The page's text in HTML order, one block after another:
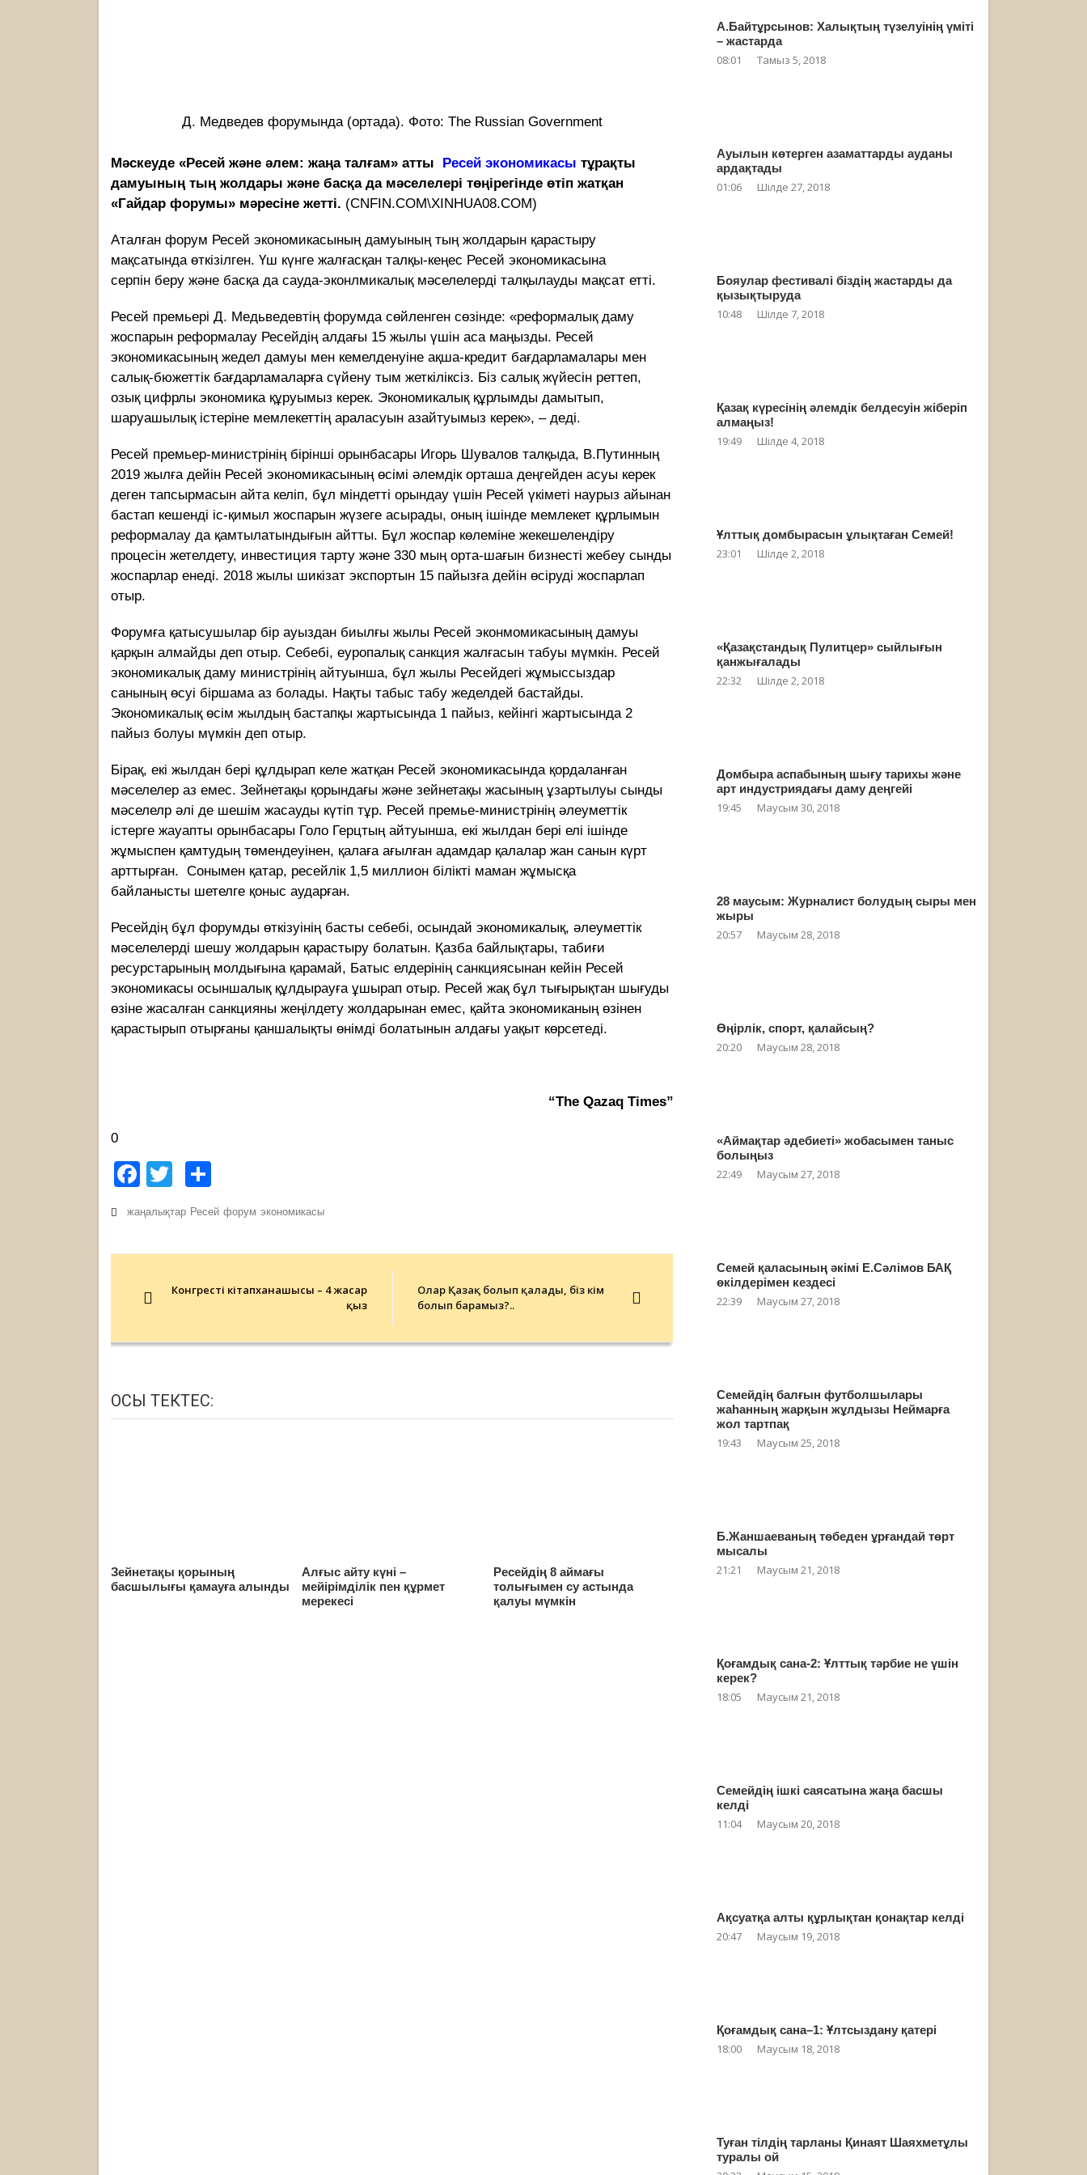
Д. Медведев форумында (ортада). Фото: The Russian Government
Мәскеуде «Ресей және әлем: жаңа талғам» атты Ресей экономикасы тұрақты
дамуының тың жолдары және басқа да мәселелері төңірегінде өтіп жатқан
«Гайдар форумы» мәресіне жетті. (CNFIN.COM\XINHUA08.COM)
Аталған форум Ресей экономикасының дамуының тың жолдарын қарастыру
мақсатында өткізілген. Үш күнге жалғасқан талқы-кеңес Ресей экономикасына
серпін беру және басқа да сауда-эконлмикалық мәселелерді талқылауды мақсат етті.
Ресей премьері Д. Медьведевтің форумда сөйленген сөзінде: «реформалық даму
жоспарын реформалау Ресейдің алдағы 15 жылы үшін аса маңызды. Ресей
экономикасының жедел дамуы мен кемелденуіне ақша-кредит бағдарламалары мен
салық-бюжеттік бағдарламаларға сүйену тым жеткіліксіз. Біз салық жүйесін реттеп,
озық цифрлы экономика құруымыз керек. Экономикалық құрлымды дамытып,
шаруашылық істеріне мемлекеттің араласуын азайтуымыз керек», – деді.
Ресей премьер-министрінің бірінші орынбасары Игорь Шувалов талқыда, В.Путинның
2019 жылға дейін Ресей экономикасының өсімі әлемдік орташа деңгейден асуы керек
деген тапсырмасын айта келіп, бұл міндетті орындау үшін Ресей үкіметі наурыз айынан
бастап кешенді іс-қимыл жоспарын жүзеге асырады, оның ішінде мемлекет құрлымын
реформалау да қамтылатындығын айтты. Бұл жоспар көлеміне жекешелендіру
процесін жетелдету, инвестиция тарту және 330 мың орта-шағын бизнесті жебеу сынды
жоспарлар енеді. 2018 жылы шикізат экспортын 15 пайызға дейін өсіруді жоспарлап
отыр.
Форумға қатысушылар бір ауыздан биылғы жылы Ресей эконмомикасының дамуы
қарқын алмайды деп отыр. Себебі, еуропалық санкция жалғасын табуы мүмкін. Ресей
экономикалық даму министрінің айтуынша, бұл жылы Ресейдегі жұмыссыздар
санының өсуі біршама аз болады. Нақты табыс табу жеделдей бастайды.
Экономикалық өсім жылдың бастапқы жартысында 1 пайыз, кейінгі жартысында 2
пайыз болуы мүмкін деп отыр.
Бірақ, екі жылдан бері құлдырап келе жатқан Ресей экономикасында қордаланған
мәселелер аз емес. Зейнетақы қорындағы және зейнетақы жасының ұзартылуы сынды
мәселелр әлі де шешім жасауды күтіп тұр. Ресей премье-министрінің әлеуметтік
істерге жауапты орынбасары Голо Герцтың айтуынша, екі жылдан бері елі ішінде
жұмыспен қамтудың төмендеуінен, қалаға ағылған адамдар қалалар жан санын күрт
арттырған. Сонымен қатар, ресейлік 1,5 миллион білікті маман жұмысқа
байланысты шетелге қоныс аударған.
Ресейдің бұл форумды өткізуінің басты себебі, осындай экономикалық, әлеуметтік
мәселелерді шешу жолдарын қарастыру болатын. Қазба байлықтары, табиғи
ресурстарының молдығына қарамай, Батыс елдерінің санкциясынан кейін Ресей
экономикасы осыншалық құлдырауға ұшырап отыр. Ресей жақ бұл тығырықтан шығуды
өзіне жасалған санкцияны жеңілдету жолдарынан емес, қайта экономиканың өзінен
қарастырып отырғаны қаншалықты өнімді болатынын алдағы уақыт көрсетеді.
“The Qazaq Times”
0
Facebook
Twitter
жаңалықтар Ресей форум экономикасы
navigationКонгрестің кітапханашысы – 4 жасар
қыз
Олар Қазақ болып қалады, біз кім
болып барамыз?..
ОСЫ ТЕКТЕС:
Зейнетақы қорының
басшылығы қамауға алынды
Алғыс айту күні –
мейірімділік пен құрмет
мерекесі
Ресейдің 8 аймағы
толығымен су астында
қалуы мүмкін
А.Байтұрсынов: Халықтың түзелуінің үміті
– жастарда
08:01 Тамыз 5, 2018
Ауылын көтерген азаматтарды ауданы
ардақтады
01:06 Шілде 27, 2018
Бояулар фестивалі біздің жастарды да
қызықтыруда
10:48 Шілде 7, 2018
Қазақ күресінің әлемдік белдесуін жіберіп
алмаңыз!
19:49 Шілде 4, 2018
Ұлттық домбырасын ұлықтаған Семей!
23:01 Шілде 2, 2018
«Қазақстандық Пулитцер» сыйлығын
қанжығалады
22:32 Шілде 2, 2018
Домбыра аспабының шығу тарихы және
арт индустриядағы даму деңгейі
19:45 Маусым 30, 2018
28 маусым: Журналист болудың сыры мен
жыры
20:57 Маусым 28, 2018
Өңірлік, спорт, қалайсың?
20:20 Маусым 28, 2018
«Аймақтар әдебиеті» жобасымен таныс
болыңыз
22:49 Маусым 27, 2018
Семей қаласының әкімі Е.Сәлімов БАҚ
өкілдерімен кездесі
22:39 Маусым 27, 2018
Семейдің балғын футболшылары
жаһанның жарқын жұлдызы Неймарға
жол тартпақ
19:43 Маусым 25, 2018
Б.Жаншаеваның төбеден ұрғандай төрт
мысалы
21:21 Маусым 21, 2018
Қоғамдық сана-2: Ұлттық тәрбие не үшін
керек?
18:05 Маусым 21, 2018
Семейдің ішкі саясатына жаңа басшы
келді
11:04 Маусым 20, 2018
Ақсуатқа алты құрлықтан қонақтар келді
20:47 Маусым 19, 2018
Қоғамдық сана–1: Ұлтсыздану қатері
18:00 Маусым 18, 2018
Туған тілдің тарланы Қинаят Шаяхметұлы
туралы ой